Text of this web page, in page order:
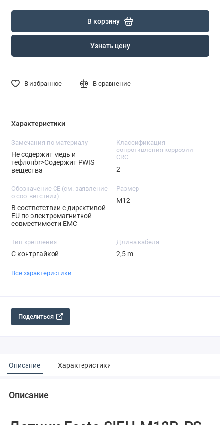
В корзину
Узнать цену
В избранное В сравнение
Характеристики
Замечания по материалу
Не содержит медь и
тефлонbr>Содержит PWIS
вещества
Классификация
сопротивления коррозии
CRC
2
Обозначение CE (см. заявление
о соответствии)
В соответствии с директивой
EU по электромагнитной
совместимости EMC
Размер
M12
Тип крепления
С контргайкой
Длина кабеля
2,5 m
Все характеристики
Поделиться
Описание Характеристики
Описание